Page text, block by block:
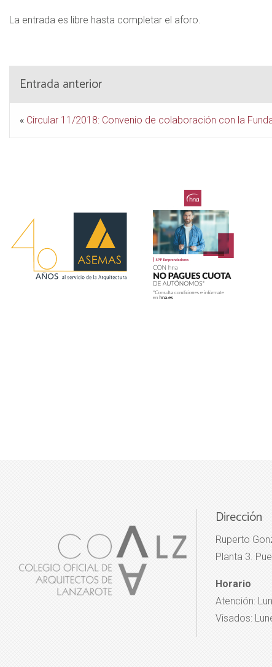
La entrada es libre hasta completar el aforo.
Entrada anterior
« Circular 11/2018: Convenio de colaboración con la
Dirección
Ruperto
Planta 3.
Horario
Atención:
Visados: